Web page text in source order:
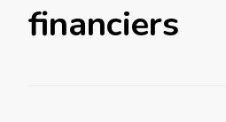
financiers